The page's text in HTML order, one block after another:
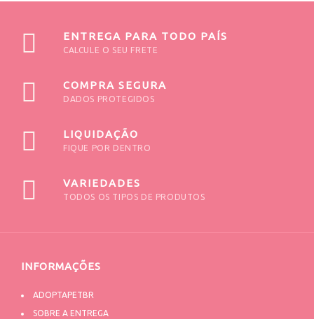
ENTREGA PARA TODO PAÍS
CALCULE O SEU FRETE
COMPRA SEGURA
DADOS PROTEGIDOS
LIQUIDAÇÃO
FIQUE POR DENTRO
VARIEDADES
TODOS OS TIPOS DE PRODUTOS
INFORMAÇÕES
ADOPTAPETBR
SOBRE A ENTREGA